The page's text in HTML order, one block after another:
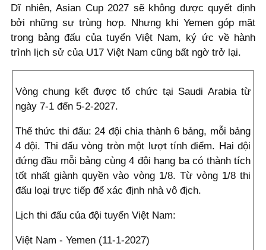
Dĩ nhiên, Asian Cup 2027 sẽ không được quyết định
bởi những sự trùng hợp. Nhưng khi Yemen góp mặt
trong bảng đấu của tuyển Việt Nam, ký ức về hành
trình lịch sử của U17 Việt Nam cũng bất ngờ trở lại.
Vòng chung kết được tổ chức tại Saudi Arabia từ
ngày 7-1 đến 5-2-2027.
Thể thức thi đấu: 24 đội chia thành 6 bảng, mỗi bảng
4 đội. Thi đấu vòng tròn một lượt tính điểm. Hai đội
đứng đầu mỗi bảng cùng 4 đội hạng ba có thành tích
tốt nhất giành quyền vào vòng 1/8. Từ vòng 1/8 thi
đấu loại trực tiếp để xác định nhà vô địch.
Lịch thi đấu của đội tuyển Việt Nam:
Việt Nam - Yemen (11-1-2027)